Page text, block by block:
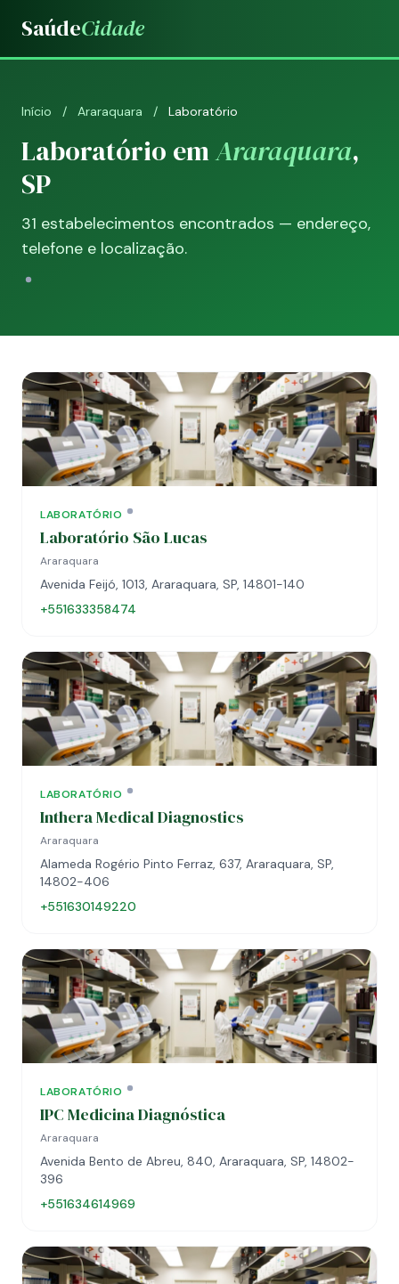
SaúdeCidade
Início / Araraquara / Laboratório
Laboratório emAraraquara,
SP
31 estabelecimentos encontrados — endereço,
telefone e localização.
LABORATÓRIO
Laboratório São Lucas
Araraquara
Avenida Feijó, 1013, Araraquara, SP, 14801-140
+551633358474
LABORATÓRIO
Inthera Medical Diagnostics
Araraquara
Alameda Rogério Pinto Ferraz, 637, Araraquara, SP,
14802-406
+551630149220
LABORATÓRIO
IPC Medicina Diagnóstica
Araraquara
Avenida Bento de Abreu, 840, Araraquara, SP, 14802-
396
+551634614969